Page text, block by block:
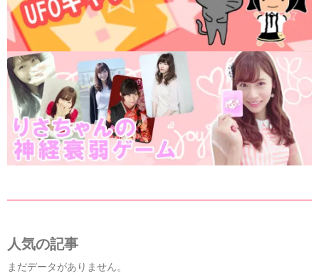
人気の記事
まだデータがありません。